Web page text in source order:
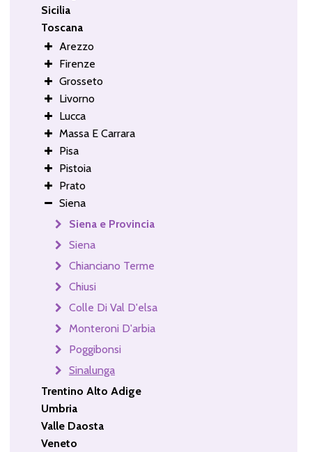
Sicilia
Toscana
Arezzo
Firenze
Grosseto
Livorno
Lucca
Massa E Carrara
Pisa
Pistoia
Prato
Siena
Siena e Provincia
Siena
Chianciano Terme
Chiusi
Colle Di Val D'elsa
Monteroni D'arbia
Poggibonsi
Sinalunga
Trentino Alto Adige
Umbria
Valle Daosta
Veneto